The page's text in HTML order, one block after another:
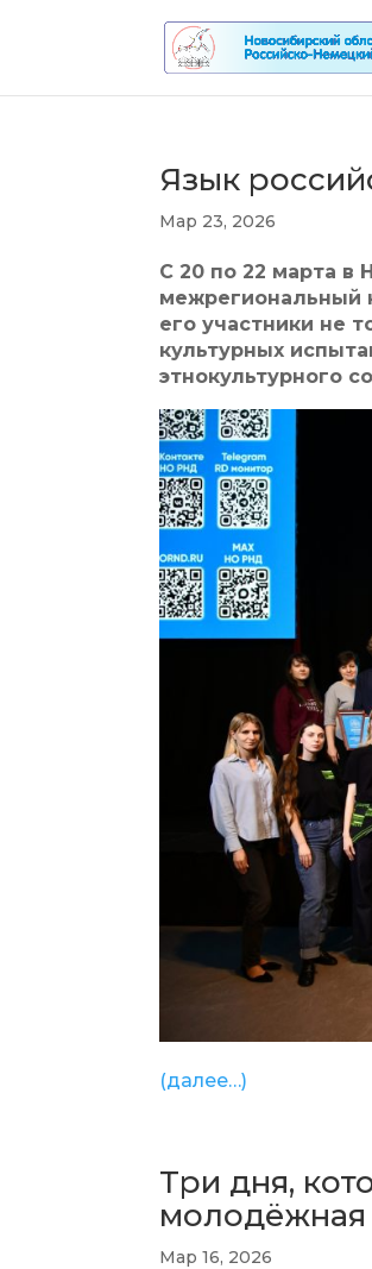
Язык
Мар 23, 2026
С 20 по 22 марта в
межрегиональный
его участники не
культурных
этнокультурного
(далее…)
Три дня,
молодёжная
Мар 16, 2026